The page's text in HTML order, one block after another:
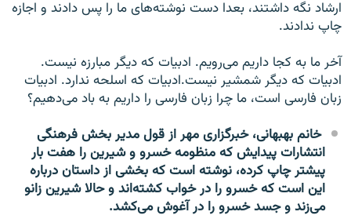
ارشاد نگه داشتند، بعدا دست نوشته‌های ما را پس دادند و اجازه
چاپ ندادند.
آخر ما به کجا داریم می‌رویم. ادبیات که دیگر مبارزه نیست.
ادبیات که دیگر شمشیر نیست.ادبیات که اسلحه ندارد. ادبیات
زبان فارسی است، ما چرا زبان فارسی را داریم به باد می‌دهیم؟
خانم بهبهانی، خبرگزاری مهر از قول مدیر بخش فرهنگی
انتشارات پیدایش که منظومه خسرو و شیرین را هفت بار
پیشتر چاپ کرده، نوشته است که بخشی از داستان درباره
این است که خسرو را در خواب کشته‌اند و حالا شیرین زانو
می‌زند و جسد خسرو را در آغوش می‌کشد.